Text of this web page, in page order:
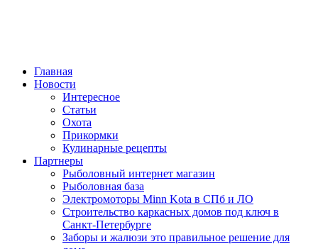
Главная
Новости
Интересное
Статьи
Охота
Прикормки
Кулинарные рецепты
Партнеры
Рыболовный интернет магазин
Рыболовная база
Электромоторы Minn Kota в СПб и ЛО
Строительство каркасных домов под ключ в
Санкт-Петербурге
Заборы и жалюзи это правильное решение для